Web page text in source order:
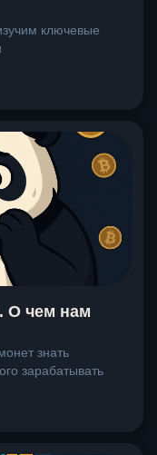
ключевые
О чем нам
знать
зарабатывать